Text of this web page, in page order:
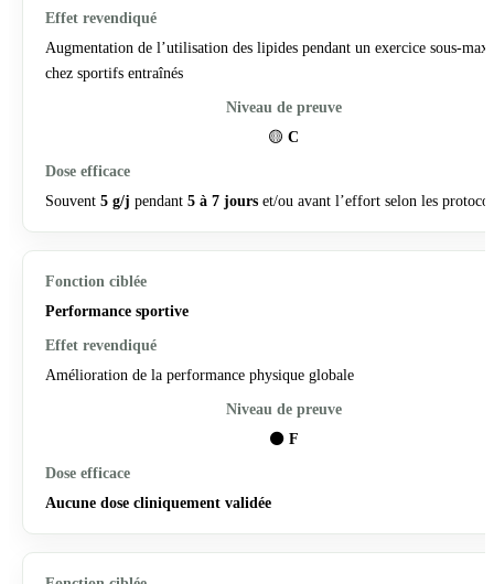
Augmentation de l’utilisation des lipides pendant un exercice sous-
chez sportifs entraînés
🟡 C
Souvent 5 g/j pendant 5 à 7 jours et/ou avant l’effort selon les
Performance sportive
Amélioration de la performance physique globale
⚫ F
Aucune dose cliniquement validée